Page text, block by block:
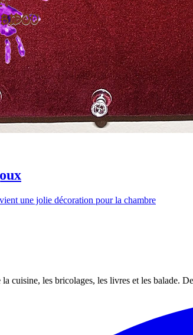
une jolie décoration pour la chambre
cuisine, les bricolages, les livres et les balade.